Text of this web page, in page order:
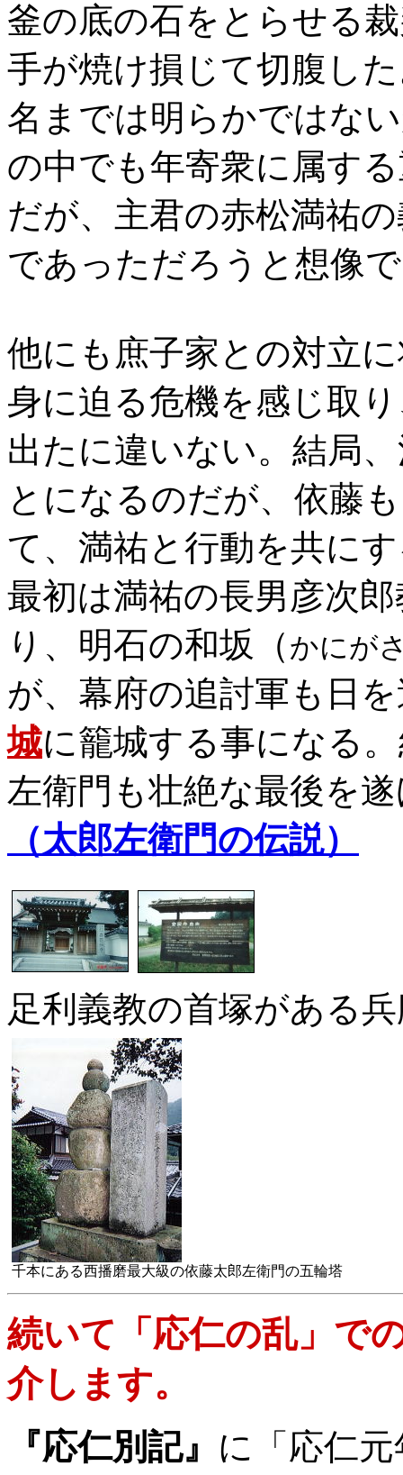
釜の底の石をとらせる
手が焼け損じて切腹し
名までは明らかではな
の中でも年寄衆に属す
だが、主君の赤松満祐
であっただろうと想像
他にも庶子家との対立
身に迫る危機を感じ取
出たに違いない。結局
とになるのだが、依藤
て、満祐と行動を共に
最初は満祐の長男彦次
り、明石の和坂（ かにが
が、幕府の追討軍も日
城に籠城する事になる
左衛門も壮絶な最後を
（太郎左衛門の伝説）
足利義教の首塚がある
千本にある西播磨最大級の依藤太郎左衛門の五輪塔
続いて「応仁の乱」で
介します。
『応仁別記』 に「応仁